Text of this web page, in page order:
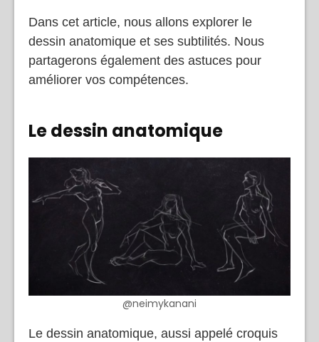
Dans cet article, nous allons explorer le
dessin anatomique et ses subtilités. Nous
partagerons également des astuces pour
améliorer vos compétences.
Le dessin anatomique
@neimykanani
Le dessin anatomique, aussi appelé croquis